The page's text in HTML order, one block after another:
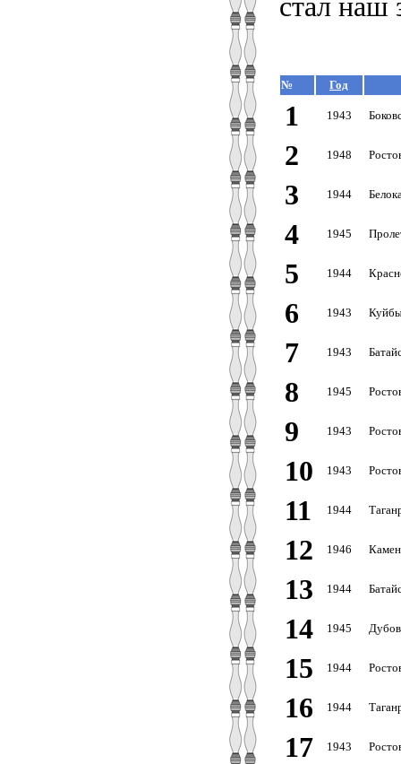
№ Год
1 1943
2 1948
3 1944
4 1945
5 1944
6 1943
7 1943
8 1945
9 1943
10 1943
11 1944
12 1946
13 1944
14 1945
15 1944
16 1944
17 1943